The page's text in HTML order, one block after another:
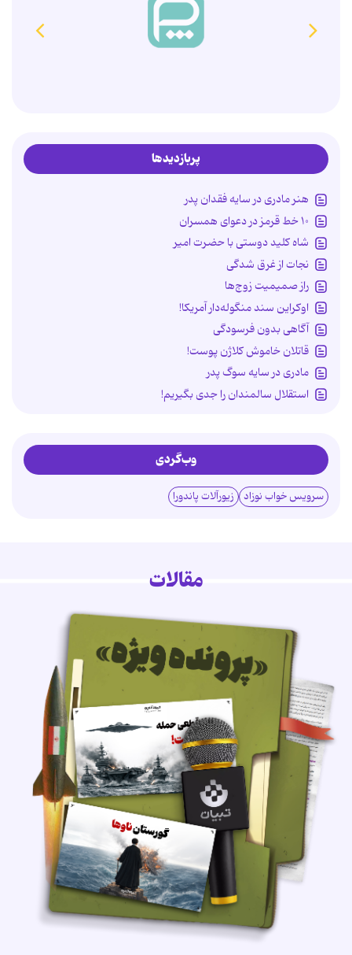
پربازدیدها
هنر مادری در سایه‌ فقدان پدر
۱۰ خط قرمز در دعوای همسران
شاه کلید دوستی با حضرت امیر
نجات از غرق شدگی
راز صمیمیت زوج‌ها
اوکراین سند منگوله‌دار آمریکا!
آگاهی بدون فرسودگی
قاتلان خاموش کلاژن پوست!
مادری در سایه سوگ پدر
استقلال سالمندان را جدی بگیریم!
وب‌گردی
سرویس خواب نوزاد زیورآلات پاندورا
مقالات